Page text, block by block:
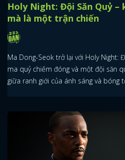
Holy Night: Đội Săn Quỷ –
mà là một trận chiến
Ma Dong-Seok trở lại với Holy Night:
ma quỷ chiếm đóng và một đội săn
giữa ranh giới của ánh sáng và bóng